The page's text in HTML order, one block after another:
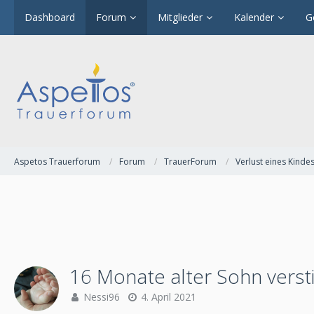
Dashboard Forum Mitglieder Kalender
Aspetos Trauerforum Forum TrauerForum Verlust eines Kindes
16 Monate alter Sohn
Nessi96 4. April 2021